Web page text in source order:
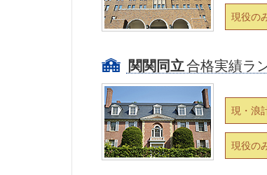
現役の
関関同立合格実績ラ
現・浪
現役の